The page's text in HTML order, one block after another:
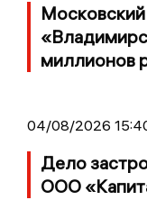
миллионов
04/08/2026
Дело
ООО